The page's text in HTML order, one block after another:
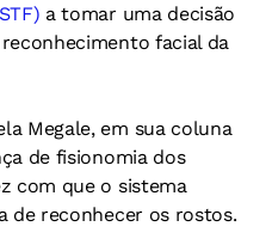
a tomar uma decisão
facial da
Megale, em sua coluna
de fisionomia dos
com que o sistema
de reconhecer os rostos.